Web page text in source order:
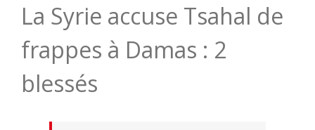
La Syrie accuse Tsahal de
frappes à Damas : 2
blessés